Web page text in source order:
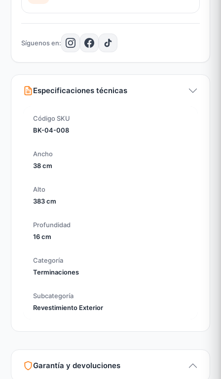
Especificaciones técnicas
Código SKU
BK-04-008
Ancho
38 cm
Alto
383 cm
Profundidad
16 cm
Categoría
Terminaciones
Subcategoría
Revestimiento Exterior
Garantía y devoluciones
Síguenos en: